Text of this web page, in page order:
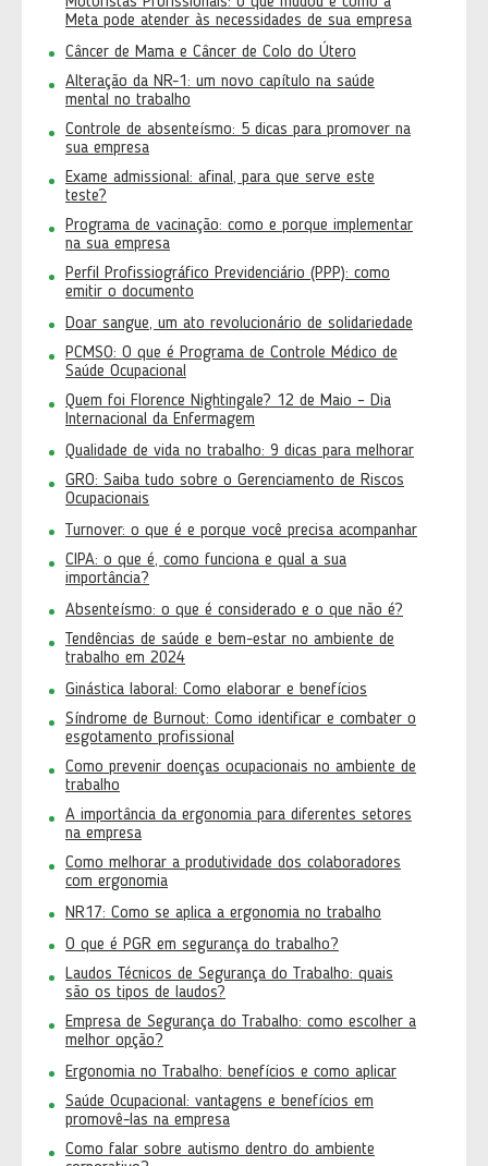
Meta pode atender às necessidades de sua empresa
Câncer de Mama e Câncer de Colo do Útero
Alteração da NR-1: um novo capítulo na saúde
mental no trabalho
Controle de absenteísmo: 5 dicas para promover na
sua empresa
Exame admissional: afinal, para que serve este
teste?
Programa de vacinação: como e porque implementar
na sua empresa
Perfil Profissiográfico Previdenciário (PPP): como
emitir o documento
Doar sangue, um ato revolucionário de solidariedade
PCMSO: O que é Programa de Controle Médico de
Saúde Ocupacional
Quem foi Florence Nightingale? 12 de Maio – Dia
Internacional da Enfermagem
Qualidade de vida no trabalho: 9 dicas para melhorar
GRO: Saiba tudo sobre o Gerenciamento de Riscos
Ocupacionais
Turnover: o que é e porque você precisa acompanhar
CIPA: o que é, como funciona e qual a sua
importância?
Absenteísmo: o que é considerado e o que não é?
Tendências de saúde e bem-estar no ambiente de
trabalho em 2024
Ginástica laboral: Como elaborar e benefícios
Síndrome de Burnout: Como identificar e combater o
esgotamento profissional
Como prevenir doenças ocupacionais no ambiente de
trabalho
A importância da ergonomia para diferentes setores
na empresa
Como melhorar a produtividade dos colaboradores
com ergonomia
NR17: Como se aplica a ergonomia no trabalho
O que é PGR em segurança do trabalho?
Laudos Técnicos de Segurança do Trabalho: quais
são os tipos de laudos?
Empresa de Segurança do Trabalho: como escolher a
melhor opção?
Ergonomia no Trabalho: benefícios e como aplicar
Saúde Ocupacional: vantagens e benefícios em
promovê-las na empresa
Como falar sobre autismo dentro do ambiente